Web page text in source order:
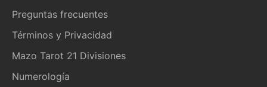
Preguntas frecuentes
Términos y Privacidad
Mazo Tarot 21 Divisiones
Numerología